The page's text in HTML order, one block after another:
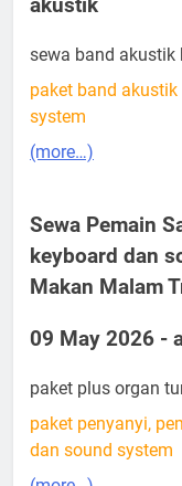
akustik
sewa band akustik
paket band
system
(more…)
Sewa Pemain
keyboard dan
Makan Malam
09 May 2026 -
paket plus organ
paket penyanyi,
dan sound system